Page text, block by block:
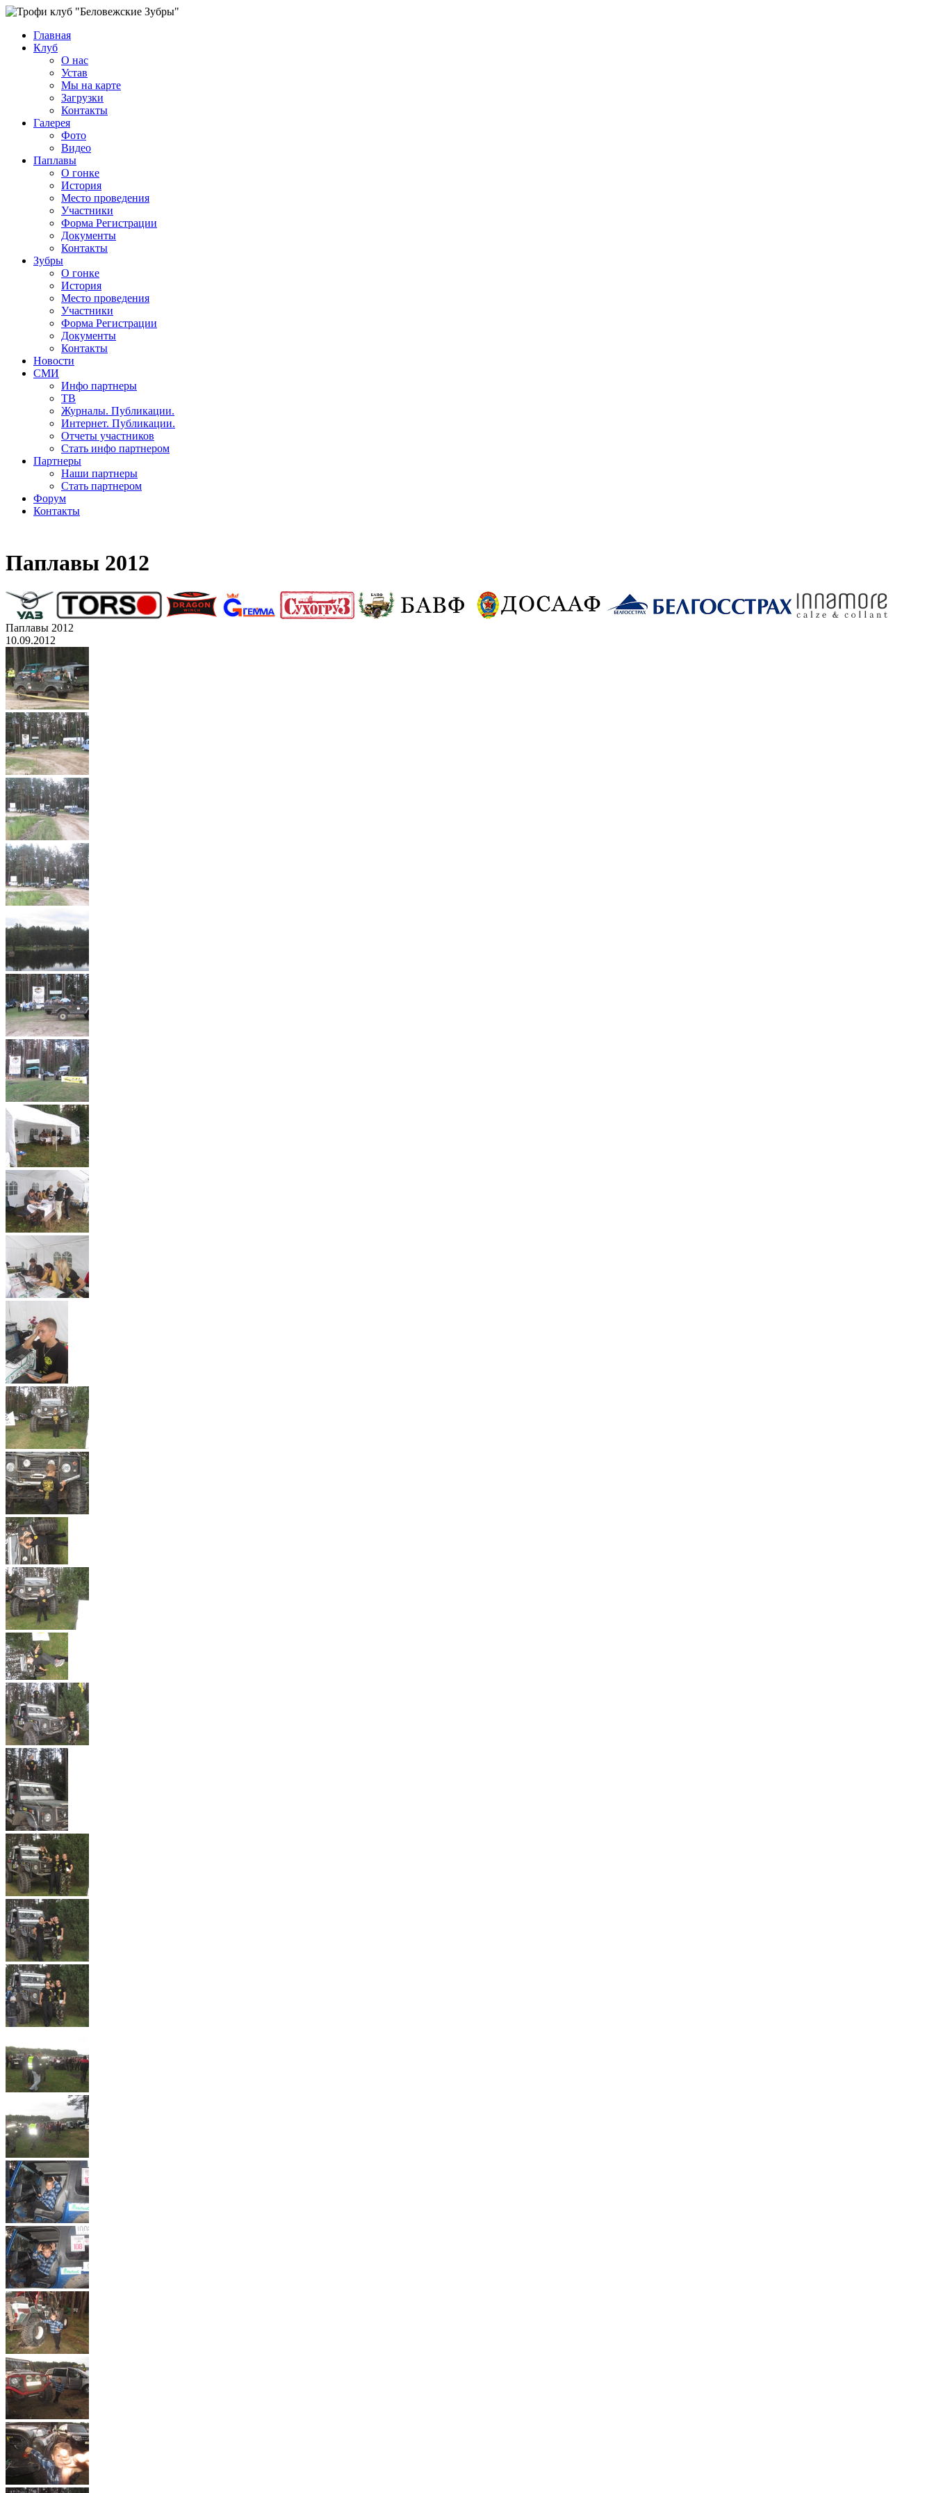
Главная
Клуб
О нас
Устав
Мы на карте
Загрузки
Контакты
Галерея
Фото
Видео
Паплавы
О гонке
История
Место проведения
Участники
Форма Регистрации
Документы
Контакты
Зубры
О гонке
История
Место проведения
Участники
Форма Регистрации
Документы
Контакты
Новости
СМИ
Инфо партнеры
ТВ
Журналы. Публикации.
Интернет. Публикации.
Отчеты участников
Стать инфо партнером
Партнеры
Наши партнеры
Стать партнером
Форум
Контакты
Паплавы 2012
Паплавы 2012
10.09.2012